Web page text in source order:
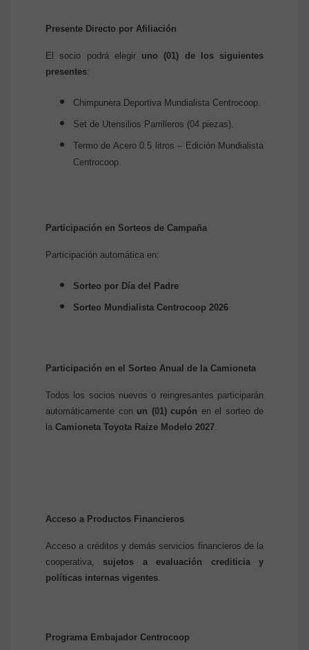
Presente Directo por Afiliación
El socio podrá elegir uno (01) de los siguientes
presentes:
Chimpunera Deportiva Mundialista Centrocoop.
Set de Utensilios Parrilleros (04 piezas).
Termo de Acero 0.5 litros – Edición Mundialista
Centrocoop.
Participación en Sorteos de Campaña
Participación automática en:
Sorteo por Día del Padre
Sorteo Mundialista Centrocoop 2026
Participación en el Sorteo Anual de la Camioneta
Todos los socios nuevos o reingresantes participarán
automáticamente con un (01) cupón en el sorteo de
la Camioneta Toyota Raize Modelo 2027.
Acceso a Productos Financieros
Acceso a créditos y demás servicios financieros de la
cooperativa, sujetos a evaluación crediticia y
políticas internas vigentes.
Programa Embajador Centrocoop